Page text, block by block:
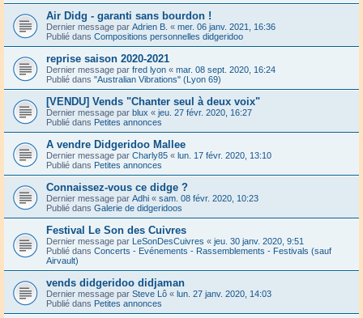
Air Didg - garanti sans bourdon !
Dernier message par Adrien B. « mer. 06 janv. 2021, 16:36
Publié dans Compositions personnelles didgeridoo
reprise saison 2020-2021
Dernier message par fred lyon « mar. 08 sept. 2020, 16:24
Publié dans "Australian Vibrations" (Lyon 69)
[VENDU] Vends "Chanter seul à deux voix"
Dernier message par blux « jeu. 27 févr. 2020, 16:27
Publié dans Petites annonces
A vendre Didgeridoo Mallee
Dernier message par Charly85 « lun. 17 févr. 2020, 13:10
Publié dans Petites annonces
Connaissez-vous ce didge ?
Dernier message par Adhi « sam. 08 févr. 2020, 10:23
Publié dans Galerie de didgeridoos
Festival Le Son des Cuivres
Dernier message par LeSonDesCuivres « jeu. 30 janv. 2020, 9:51
Publié dans Concerts - Evénements - Rassemblements - Festivals (sauf
Airvault)
vends didgeridoo didjaman
Dernier message par Steve Lô « lun. 27 janv. 2020, 14:03
Publié dans Petites annonces